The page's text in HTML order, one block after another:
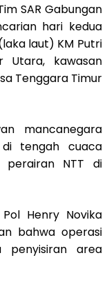
SAR Gabungan
hari kedua
laut) KM Putri
Utara, kawasan
Tenggara Timur
mancanegara
tengah cuaca
perairan NTT di
Henry Novika
bahwa operasi
penyisiran area